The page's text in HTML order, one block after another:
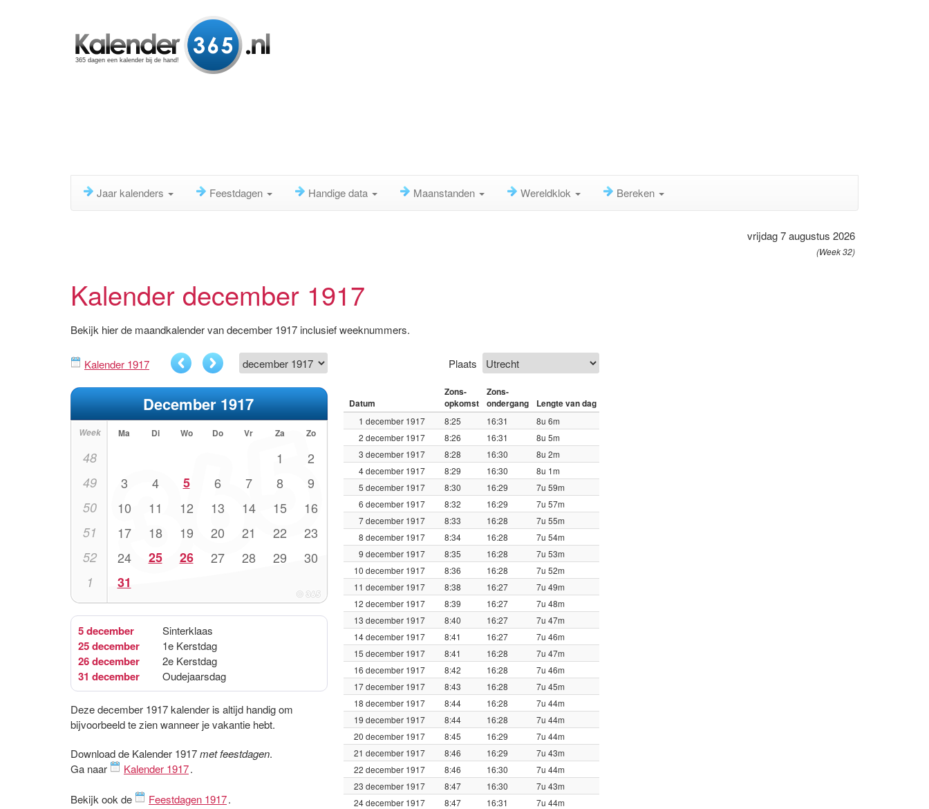
365 dagen een kalender bij de hand!
Jaar kalenders Feestdagen Handige data Maanstanden Wereldklok Bereken
vrijdag 7 augustus 2026
(Week 32)
Kalender december 1917
Bekijk hier de maandkalender van december 1917 inclusief weeknummers.
Kalender 1917
December 1917
Week Ma Di Wo Do Vr Za Zo
48 1 2
49 3 4 5 6 7 8 9
50 10 11 12 13 14 15 16
51 17 18 19 20 21 22 23
52 24 25 26 27 28 29 30
1 31
5 december Sinterklaas
25 december 1e Kerstdag
26 december 2e Kerstdag
31 december Oudejaarsdag
Deze december 1917 kalender is altijd handig om
bijvoorbeeld te zien wanneer je vakantie hebt.
Download de Kalender 1917met feestdagen.
Ga naar
Kalender 1917.
Bekijk ook de Feestdagen 1917.
Plaats
Datum
Zons-
opkomst
Zons-
ondergang
Lengte van dag
1 december 1917 8:25 16:31
8u 6m
2 december 1917
8:26 16:31
8u 5m
3 december 1917
8:28 16:30
8u 2m
4 december 1917
8:29 16:30
8u 1m
5 december 1917
8:30 16:29
7u 59m
6 december 1917
8:32 16:29
7u 57m
7 december 1917
8:33 16:28
7u 55m
8 december 1917
8:34 16:28
7u 54m
9 december 1917
8:35 16:28
7u 53m
10 december 1917
8:36 16:28
7u 52m
11 december 1917
8:38 16:27
7u 49m
12 december 1917
8:39 16:27
7u 48m
13 december 1917
8:40 16:27
7u 47m
14 december 1917
8:41 16:27
7u 46m
15 december 1917
8:41 16:28
7u 47m
16 december 1917
8:42 16:28
7u 46m
17 december 1917
8:43 16:28
7u 45m
18 december 1917
8:44 16:28
7u 44m
19 december 1917
8:44 16:28
7u 44m
20 december 1917
8:45 16:29
7u 44m
21 december 1917
8:46 16:29
7u 43m
22 december 1917
8:46 16:30
7u 44m
23 december 1917
8:47 16:30
7u 43m
24 december 1917
8:47 16:31
7u 44m